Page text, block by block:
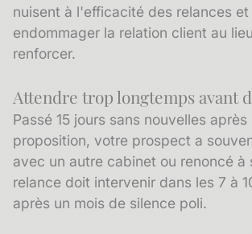
nuisent à l'efficacité des relances
endommager la relation client au
renforcer.
Attendre trop longtemps avant
Passé 15 jours sans nouvelles
proposition, votre prospect a
avec un autre cabinet ou renoncé à
relance doit intervenir dans les 7 à
après un mois de silence poli.